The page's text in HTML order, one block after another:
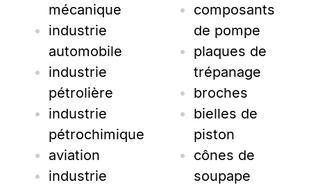
mécanique
industrie
automobile
industrie
pétrolière
industrie
pétrochimique
aviation
industrie
composants
de pompe
plaques de
trépanage
broches
bielles de
piston
cônes de
soupape